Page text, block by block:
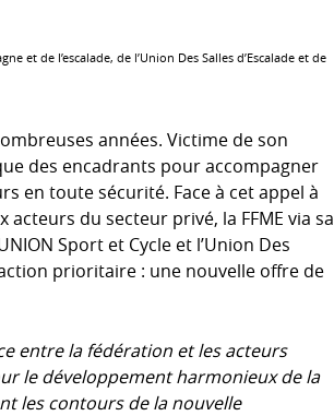
et de l’escalade, de l’Union Des Salles d’Escalade et de
années. Victime de son
des encadrants pour accompagner
en toute sécurité. Face à cet appel à
du secteur privé, la FFME via sa
Sport et Cycle et l’Union Des
prioritaire : une nouvelle offre de
entre la fédération et les acteurs
le développement harmonieux de la
les contours de la nouvelle